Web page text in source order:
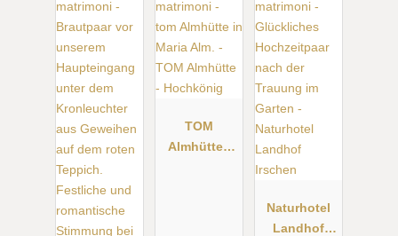
TOM
Almhütte -
Naturhotel
Landhof